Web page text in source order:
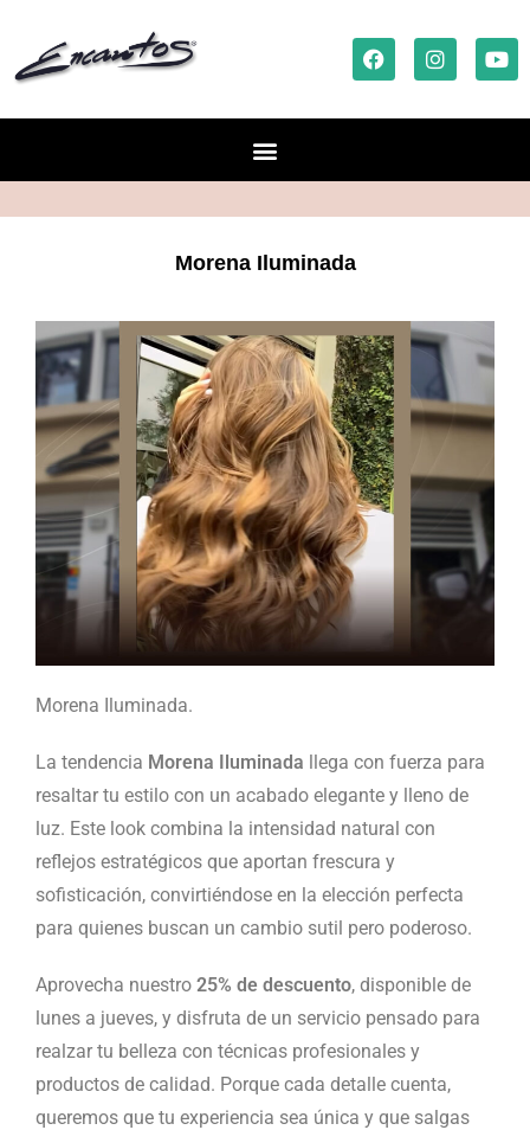
Morena Iluminada
Morena Iluminada.
La tendencia Morena Iluminada llega con fuerza para
resaltar tu estilo con un acabado elegante y lleno de
luz. Este look combina la intensidad natural con
reflejos estratégicos que aportan frescura y
sofisticación, convirtiéndose en la elección perfecta
para quienes buscan un cambio sutil pero poderoso.
Aprovecha nuestro 25% de descuento, disponible de
lunes a jueves, y disfruta de un servicio pensado para
realzar tu belleza con técnicas profesionales y
productos de calidad. Porque cada detalle cuenta,
queremos que tu experiencia sea única y que salgas